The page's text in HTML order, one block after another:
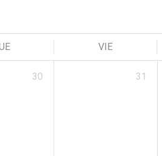
VIE
30 31